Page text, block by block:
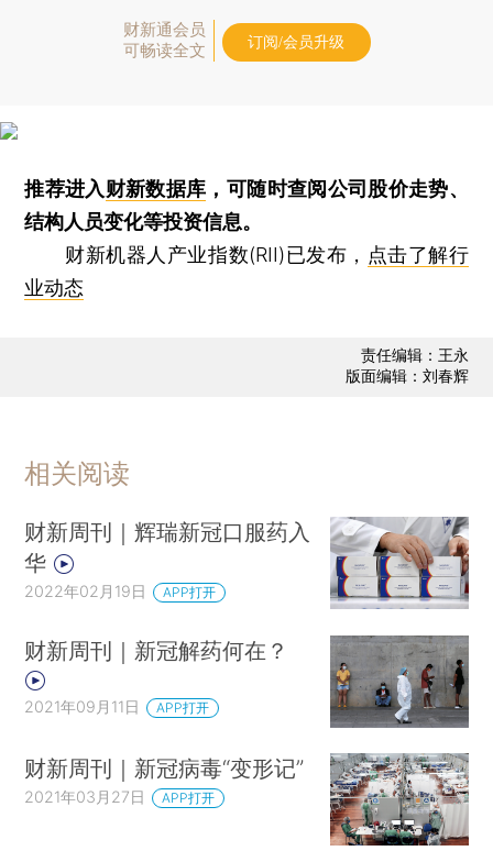
财新通会员
可畅读全文
订阅/会员升级
推荐进入财新数据库 ，可随时查阅公司股价走势、
结构人员变化等投资信息。
财新机器人产业指数(RII)已发布， 点击了解行
业动态
责任编辑：王永
版面编辑：刘春辉
相关阅读
财新周刊｜辉瑞新冠口服药入
华
2022年02月19日 APP打开
财新周刊｜新冠解药何在？
2021年09月11日 APP打开
财新周刊｜新冠病毒“变形记”
2021年03月27日 APP打开